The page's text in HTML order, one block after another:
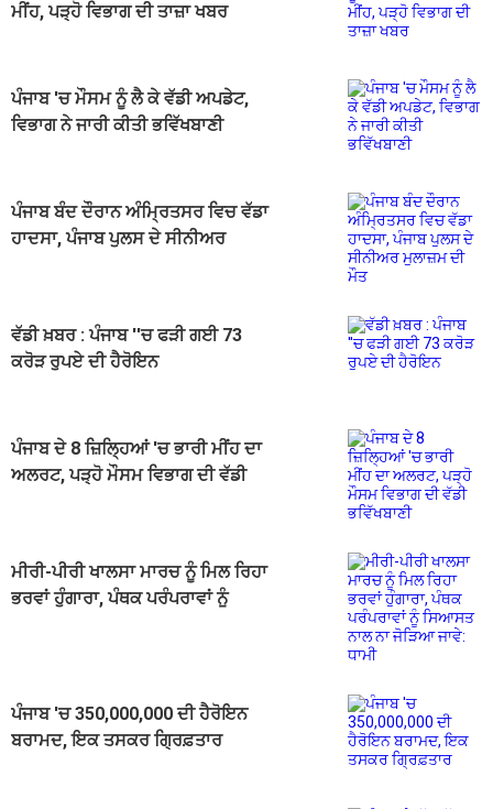
ਮੀਂਹ, ਪੜ੍ਹੋ ਵਿਭਾਗ ਦੀ ਤਾਜ਼ਾ ਖਬਰ
ਪੰਜਾਬ 'ਚ ਮੌਸਮ ਨੂੰ ਲੈ ਕੇ ਵੱਡੀ ਅਪਡੇਟ,
ਵਿਭਾਗ ਨੇ ਜਾਰੀ ਕੀਤੀ ਭਵਿੱਖਬਾਣੀ
ਪੰਜਾਬ ਬੰਦ ਦੌਰਾਨ ਅੰਮ੍ਰਿਤਸਰ ਵਿਚ ਵੱਡਾ
ਹਾਦਸਾ, ਪੰਜਾਬ ਪੁਲਸ ਦੇ ਸੀਨੀਅਰ
ਵੱਡੀ ਖ਼ਬਰ : ਪੰਜਾਬ ''ਚ ਫੜੀ ਗਈ 73
ਕਰੋੜ ਰੁਪਏ ਦੀ ਹੈਰੋਇਨ
ਪੰਜਾਬ ਦੇ 8 ਜ਼ਿਲ੍ਹਿਆਂ 'ਚ ਭਾਰੀ ਮੀਂਹ ਦਾ
ਅਲਰਟ, ਪੜ੍ਹੋ ਮੌਸਮ ਵਿਭਾਗ ਦੀ ਵੱਡੀ
ਮੀਰੀ-ਪੀਰੀ ਖਾਲਸਾ ਮਾਰਚ ਨੂੰ ਮਿਲ ਰਿਹਾ
ਭਰਵਾਂ ਹੁੰਗਾਰਾ, ਪੰਥਕ ਪਰੰਪਰਾਵਾਂ ਨੂੰ
ਪੰਜਾਬ 'ਚ 350,000,000 ਦੀ ਹੈਰੋਇਨ
ਬਰਾਮਦ, ਇਕ ਤਸਕਰ ਗ੍ਰਿਫ਼ਤਾਰ